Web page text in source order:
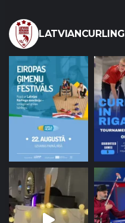
LATVIANCURLING